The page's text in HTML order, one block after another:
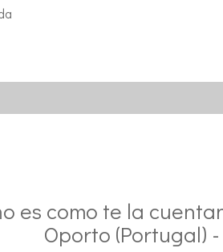
es como te la
Oporto (Portugal)